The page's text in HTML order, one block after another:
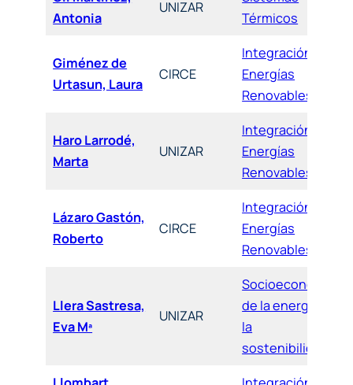
Antonia
UNIZAR
Térmicos
Giménez de
Urtasun, Laura
CIRCE
Integración de
Energías
Renovables
Haro Larrodé,
Marta
UNIZAR
Integración de
Energías
Renovables
Lázaro Gastón,
Roberto
CIRCE
Integración de
Energías
Renovables
Llera Sastresa,
Eva Mª
UNIZAR
Socioeconomía
de la energía y
la
sostenibilidad